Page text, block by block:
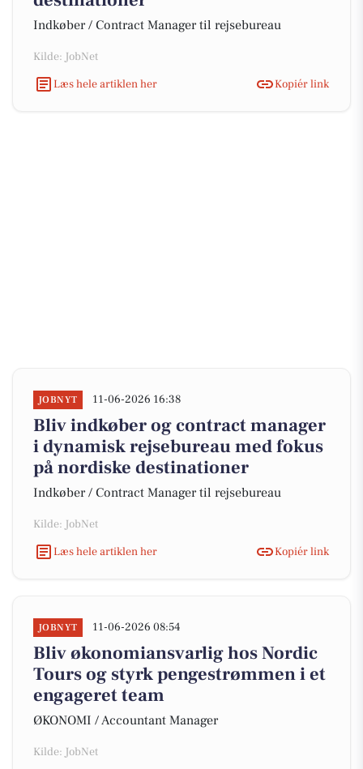
Indkøber / Contract Manager til rejsebureau
Kilde: JobNet
Læs hele artiklen her
Kopiér link
JOBNYT 11-06-2026 16:38
Bliv indkøber og contract manager
i dynamisk rejsebureau med fokus
på nordiske destinationer
Indkøber / Contract Manager til rejsebureau
Kilde: JobNet
Læs hele artiklen her
Kopiér link
JOBNYT 11-06-2026 08:54
Bliv økonomiansvarlig hos Nordic
Tours og styrk pengestrømmen i et
engageret team
ØKONOMI / Accountant Manager
Kilde: JobNet